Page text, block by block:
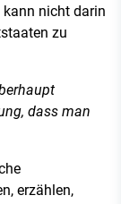
nicht darin
zu
dass man
erzählen,